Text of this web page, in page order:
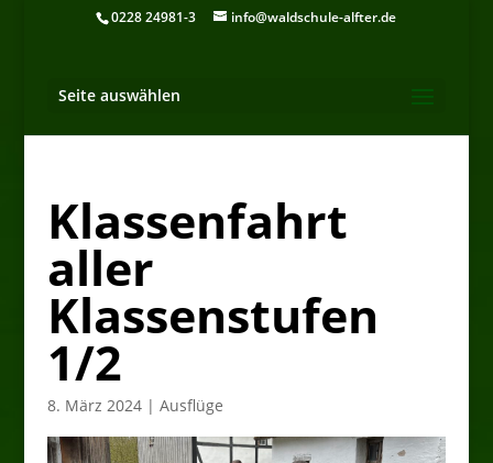
0228 24981-3 info@waldschule-alfter.de
Seite auswählen
Klassenfahrt
aller
Klassenstufen
1/2
8. März 2024| Ausflüge